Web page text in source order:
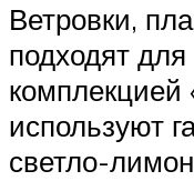
Ветровки,
подходят
комплекцией
используют
светло-